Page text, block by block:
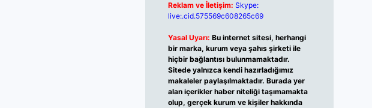
Reklam ve İletişim: Skype:
live:.cid.575569c608265c69
Yasal Uyarı: Bu internet sitesi, herhangi
bir marka, kurum veya şahıs şirketi ile
hiçbir bağlantısı bulunmamaktadır.
Sitede yalnızca kendi hazırladığımız
makaleler paylaşılmaktadır. Burada yer
alan içerikler haber niteliği taşımamakta
olup, gerçek kurum ve kişiler hakkında